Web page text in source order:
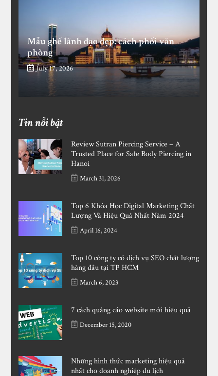
Mẫu ghế lãnh đạo đẹp: cách phối văn
phòng
July 17, 2026
Tin nỗi bật
Review Sutran Piercing Service – A
Trusted Place for Safe Body Piercing in
Hanoi
March 31, 2026
Top 6 Khóa Học Digital Marketing Chất
Lượng Và Hiệu Quả Nhất Năm 2024
April 16, 2024
Top 10 công ty có dịch vụ SEO chất lượng
hàng đầu tại TP HCM
March 6, 2023
7 cách quảng cáo website mới hiệu quả
December 15, 2020
Những hình thức marketing hiệu quả
nhất cho doanh nghiệp du lịch